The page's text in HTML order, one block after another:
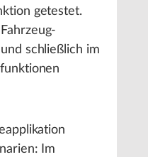
getestet.
schließlich im
Im